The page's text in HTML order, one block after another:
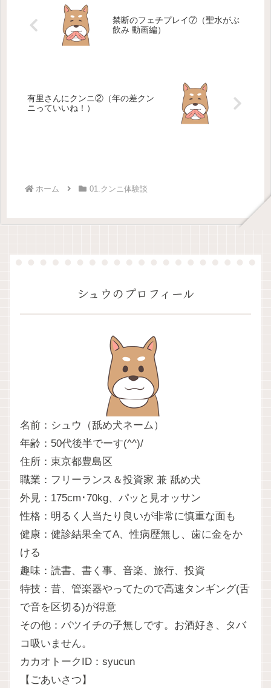
禁断のフェチプレイ⑦（聖水がぶ
飲み 動画編）
有里さんにクンニ②（年の差クン
ニっていいね！）
ホーム 01.クンニ体験談
シュウのプロフィール
名前：シュウ（舐め犬ネーム）
年齢：50代後半でーす(^^)/
住所：東京都豊島区
職業：フリーランス＆投資家 兼 舐め犬
外見：175cm･70kg、パッと見オッサン
性格：明るく人当たり良いが非常に慎重な面も
健康：健診結果全てA、性病歴無し、歯に金をか
ける
趣味：読書、書く事、音楽、旅行、投資
特技：昔、管楽器やってたので高速タンギング(舌
で音を区切る)が得意
その他：バツイチの子無しです。お酒好き、タバ
コ吸いません。
カカオトークID：syucun
【ごあいさつ】